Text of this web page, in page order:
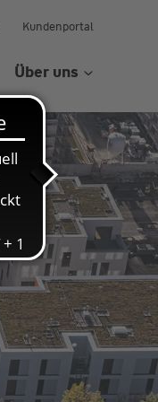
Kundenportal
Über uns